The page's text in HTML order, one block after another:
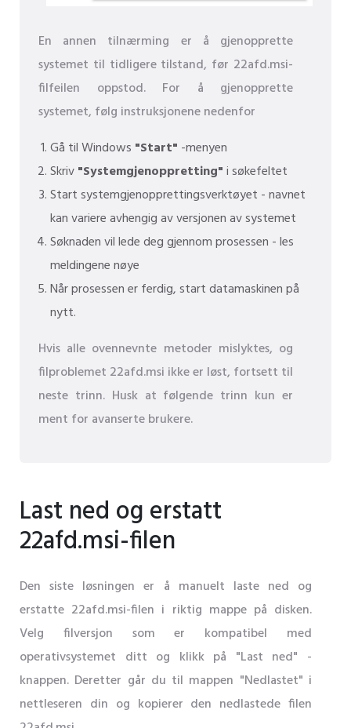
En annen tilnærming er å gjenopprette
systemet til tidligere tilstand, før 22afd.msi-
filfeilen oppstod. For å gjenopprette
systemet, følg instruksjonene nedenfor
Gå til Windows "Start" -menyen
Skriv"Systemgjenoppretting"i søkefeltet
Start systemgjenopprettingsverktøyet - navnet
kan variere avhengig av versjonen av systemet
Søknaden vil lede deg gjennom prosessen - les
meldingene nøye
Når prosessen er ferdig, start datamaskinen på
nytt.
Hvis alle ovennevnte metoder mislyktes, og
filproblemet 22afd.msi ikke er løst, fortsett til
neste trinn. Husk at følgende trinn kun er
ment for avanserte brukere.
Last ned og erstatt
22afd.msi-filen
Den siste løsningen er å manuelt laste ned og
erstatte 22afd.msi-filen i riktig mappe på disken.
Velg filversjon som er kompatibel med
operativsystemet ditt og klikk på "Last ned" -
knappen. Deretter går du til mappen "Nedlastet" i
nettleseren din og kopierer den nedlastede filen